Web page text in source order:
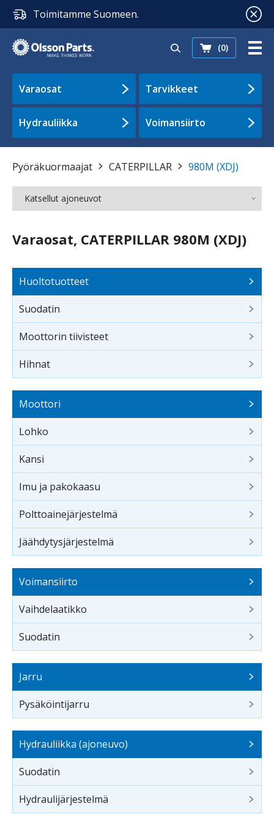
Toimitamme Suomeen.
(0)
Varaosat Tarvikkeet
Hydrauliikka Voimansiirto
Pyöräkuormaajat CATERPILLAR 980M (XDJ)
Katsellut ajoneuvot
Varaosat, CATERPILLAR 980M (XDJ)
Huoltotuotteet
Suodatin
Moottorin tiivisteet
Hihnat
Moottori
Lohko
Kansi
Imu ja pakokaasu
Polttoainejärjestelmä
Jäähdytysjärjestelmä
Voimansiirto
Vaihdelaatikko
Suodatin
Jarru
Pysäköintijarru
Hydrauliikka (ajoneuvo)
Suodatin
Hydraulijärjestelmä